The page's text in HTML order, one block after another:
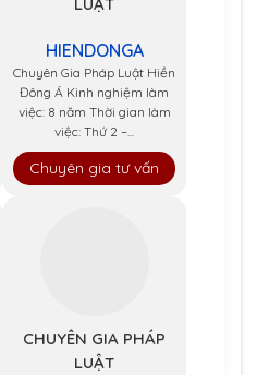
HIENDONGA
Chuyên Gia Pháp Luật Hiền
Đông Á Kinh nghiệm làm
việc: 8 năm Thời gian làm
việc: Thứ 2 –...
Chuyên gia tư vấn
CHUYÊN GIA PHÁP
LUẬT